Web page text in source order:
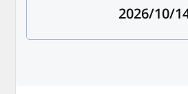
2026/10/